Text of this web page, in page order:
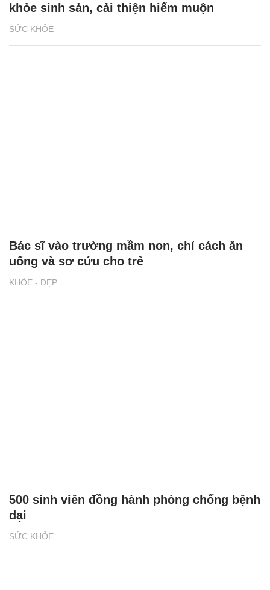
SỨC KHỎE
khỏe sinh sản, cải thiện hiếm muộn
KHỎE - ĐẸP
Bác sĩ vào trường mầm non, chỉ cách ăn
uống và sơ cứu cho trẻ
SỨC KHỎE
500 sinh viên đồng hành phòng chống bệnh
dại